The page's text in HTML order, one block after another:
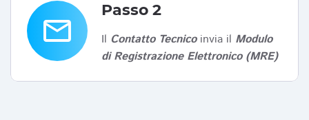
email
Passo 2
Il Contatto Tecnicoinvia il Modulo
di Registrazione Elettronico (MRE)